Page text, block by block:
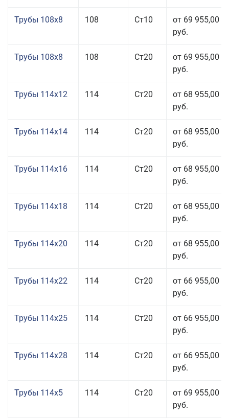
Трубы 108x8 108 Ст10
от 69 955,00
руб.
Трубы 108x8 108 Ст20
от 69 955,00
руб.
Трубы 114x12 114 Ст20
от 68 955,00
руб.
Трубы 114x14 114 Ст20
от 68 955,00
руб.
Трубы 114x16 114 Ст20
от 68 955,00
руб.
Трубы 114x18 114 Ст20
от 68 955,00
руб.
Трубы 114x20 114 Ст20
от 68 955,00
руб.
Трубы 114x22 114 Ст20
от 66 955,00
руб.
Трубы 114x25 114 Ст20
от 66 955,00
руб.
Трубы 114x28 114 Ст20
от 66 955,00
руб.
Трубы 114x5 114 Ст20
от 69 955,00
руб.